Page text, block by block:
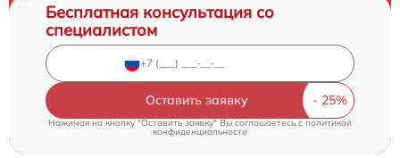
Бесплатная консультация со
специалистом
Оставить заявку
Нажимая на кнопку "Оставить заявку" Вы соглашаетесь cполитикой
конфиденциальности